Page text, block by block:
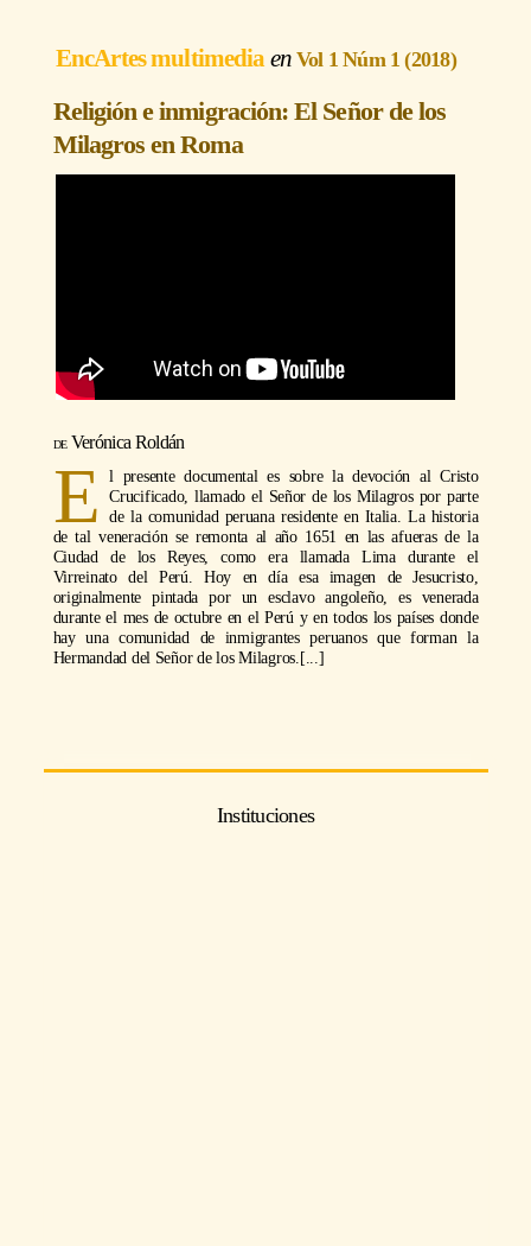
EncArtes multimedia Vol 1 Núm 1 (2018)
Religión e inmigración: El Señor de los
Milagros en Roma
Verónica Roldán
E
l presente documental es sobre la devoción al Cristo
Crucificado, llamado el Señor de los Milagros por parte
de la comunidad peruana residente en Italia. La historia
de tal veneración se remonta al año 1651 en las afueras de la
Ciudad de los Reyes, como era llamada Lima durante el
Virreinato del Perú. Hoy en día esa imagen de Jesucristo,
originalmente pintada por un esclavo angoleño, es venerada
durante el mes de octubre en el Perú y en todos los países donde
hay una comunidad de inmigrantes peruanos que forman la
Hermandad del Señor de los Milagros.[...]
Instituciones